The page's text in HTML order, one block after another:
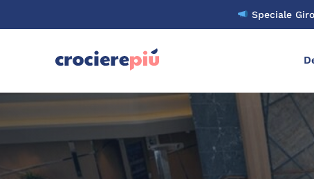
content
Speciale